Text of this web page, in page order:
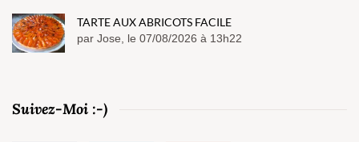
TARTE AUX ABRICOTS FACILE
par Jose, le 07/08/2026 à 13h22
Suivez-Moi :-)